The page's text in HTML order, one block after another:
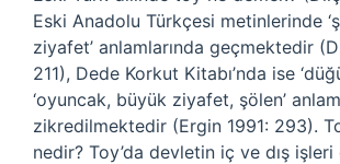
Eski Anadolu Türkçesi metinlerinde
ziyafet’ anlamlarında geçmektedir
211), Dede Korkut Kitabı’nda ise
‘oyuncak, büyük ziyafet, şölen’
zikredilmektedir (Ergin 1991: 293).
nedir? Toy’da devletin iç ve dış işleri